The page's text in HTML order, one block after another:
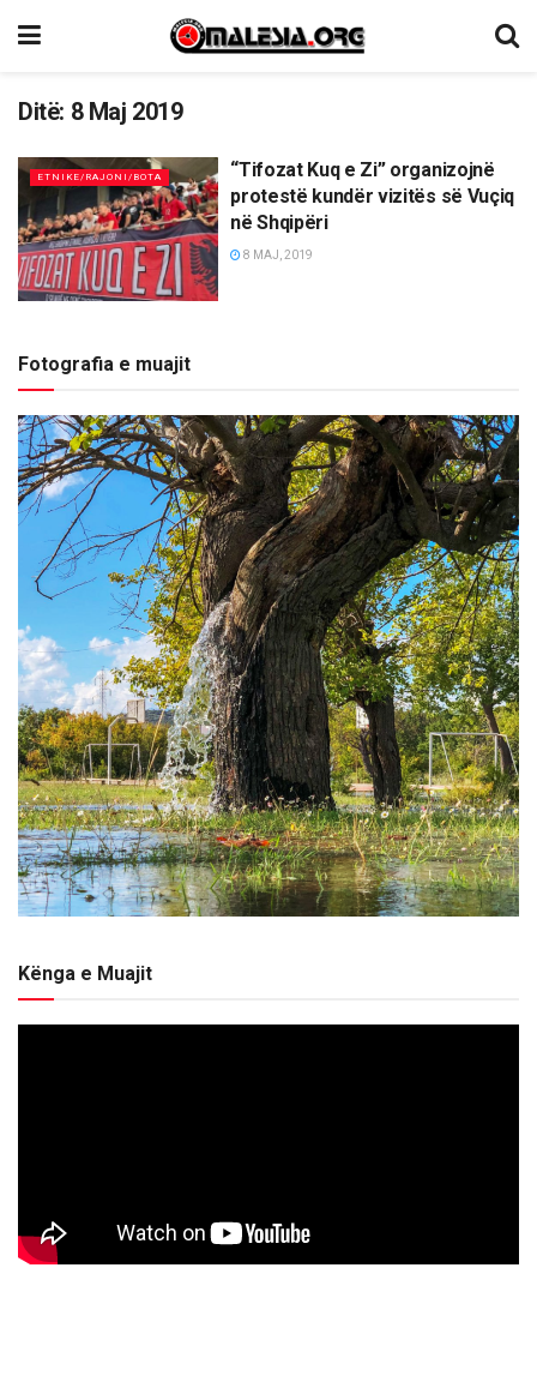
Ditë: 8 Maj 2019
ETNIKE/RAJONI/BOTA
“Tifozat Kuq e Zi” organizojnë
protestë kundër vizitës së Vuçiq
në Shqipëri
8 MAJ, 2019
Fotografia e muajit
Kënga e Muajit